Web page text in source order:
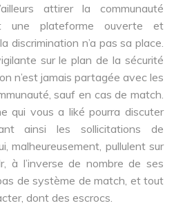
attirer la communauté
une plateforme ouverte et
discrimination n’a pas sa place.
sur le plan de la sécurité
n’est jamais partagée avec les
sauf en cas de match.
qui vous a liké pourra discuter
ainsi les sollicitations de
malheureusement, pullulent sur
à l’inverse de nombre de ses
de système de match, et tout
dont des escrocs.